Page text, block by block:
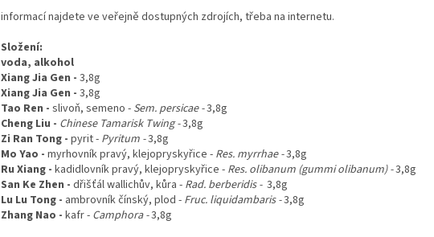
informací najdete ve veřejně dostupných zdrojích, třeba na internetu.
Složení:
voda, alkohol
Xiang Jia Gen - 3,8g
Xiang Jia Gen - 3,8g
Tao Ren - slivoň, semeno - Sem. persicae -3,8g
Cheng Liu - Chinese Tamarisk Twing -3,8g
Zi Ran Tong - pyrit - Pyritum -3,8g
Mo Yao - myrhovník pravý, klejopryskyřice - Res. myrrhae -3,8g
Ru Xiang - kadidlovník pravý, klejopryskyřice - Res. olibanum (gummi olibanum) -3,8g
San Ke Zhen - dřišťál wallichův, kůra - Rad. berberidis - 3,8g
Lu Lu Tong - ambrovník čínský, plod - Fruc. liquidambaris -3,8g
Zhang Nao - kafr - Camphora -3,8g